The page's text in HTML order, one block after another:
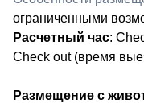
ограниченными
Расчетный час:
Check out (время
Размещение с